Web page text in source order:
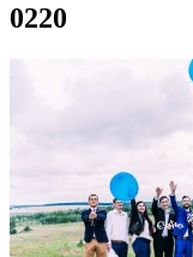
0220